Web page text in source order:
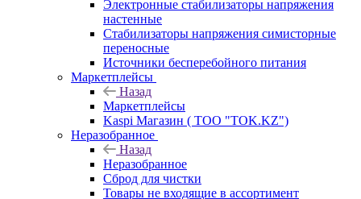
Электронные стабилизаторы напряжения
настенные
Стабилизаторы напряжения симисторные
переносные
Источники бесперебойного питания
Маркетплейсы
Назад
Маркетплейсы
Kaspi Магазин ( ТОО "TOK.KZ")
Неразобранное
Назад
Неразобранное
Сброд для чистки
Товары не входящие в ассортимент